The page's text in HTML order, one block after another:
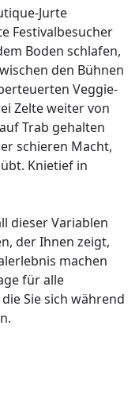
Jurte
Festivalbesucher
Boden schlafen,
den Bühnen
Veggie-
Zelte weiter von
Trab gehalten
schieren Macht,
Knietief in
dieser Variablen
der Ihnen zeigt,
machen
für alle
Sie sich während